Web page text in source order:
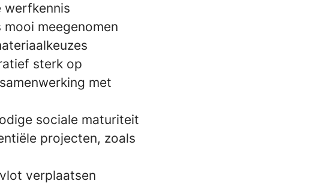
werfkennis
meegenomen
sterk op
met
sociale maturiteit
projecten, zoals
verplaatsen